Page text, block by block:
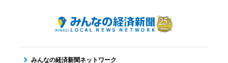
みんなの経済新聞ネットワーク